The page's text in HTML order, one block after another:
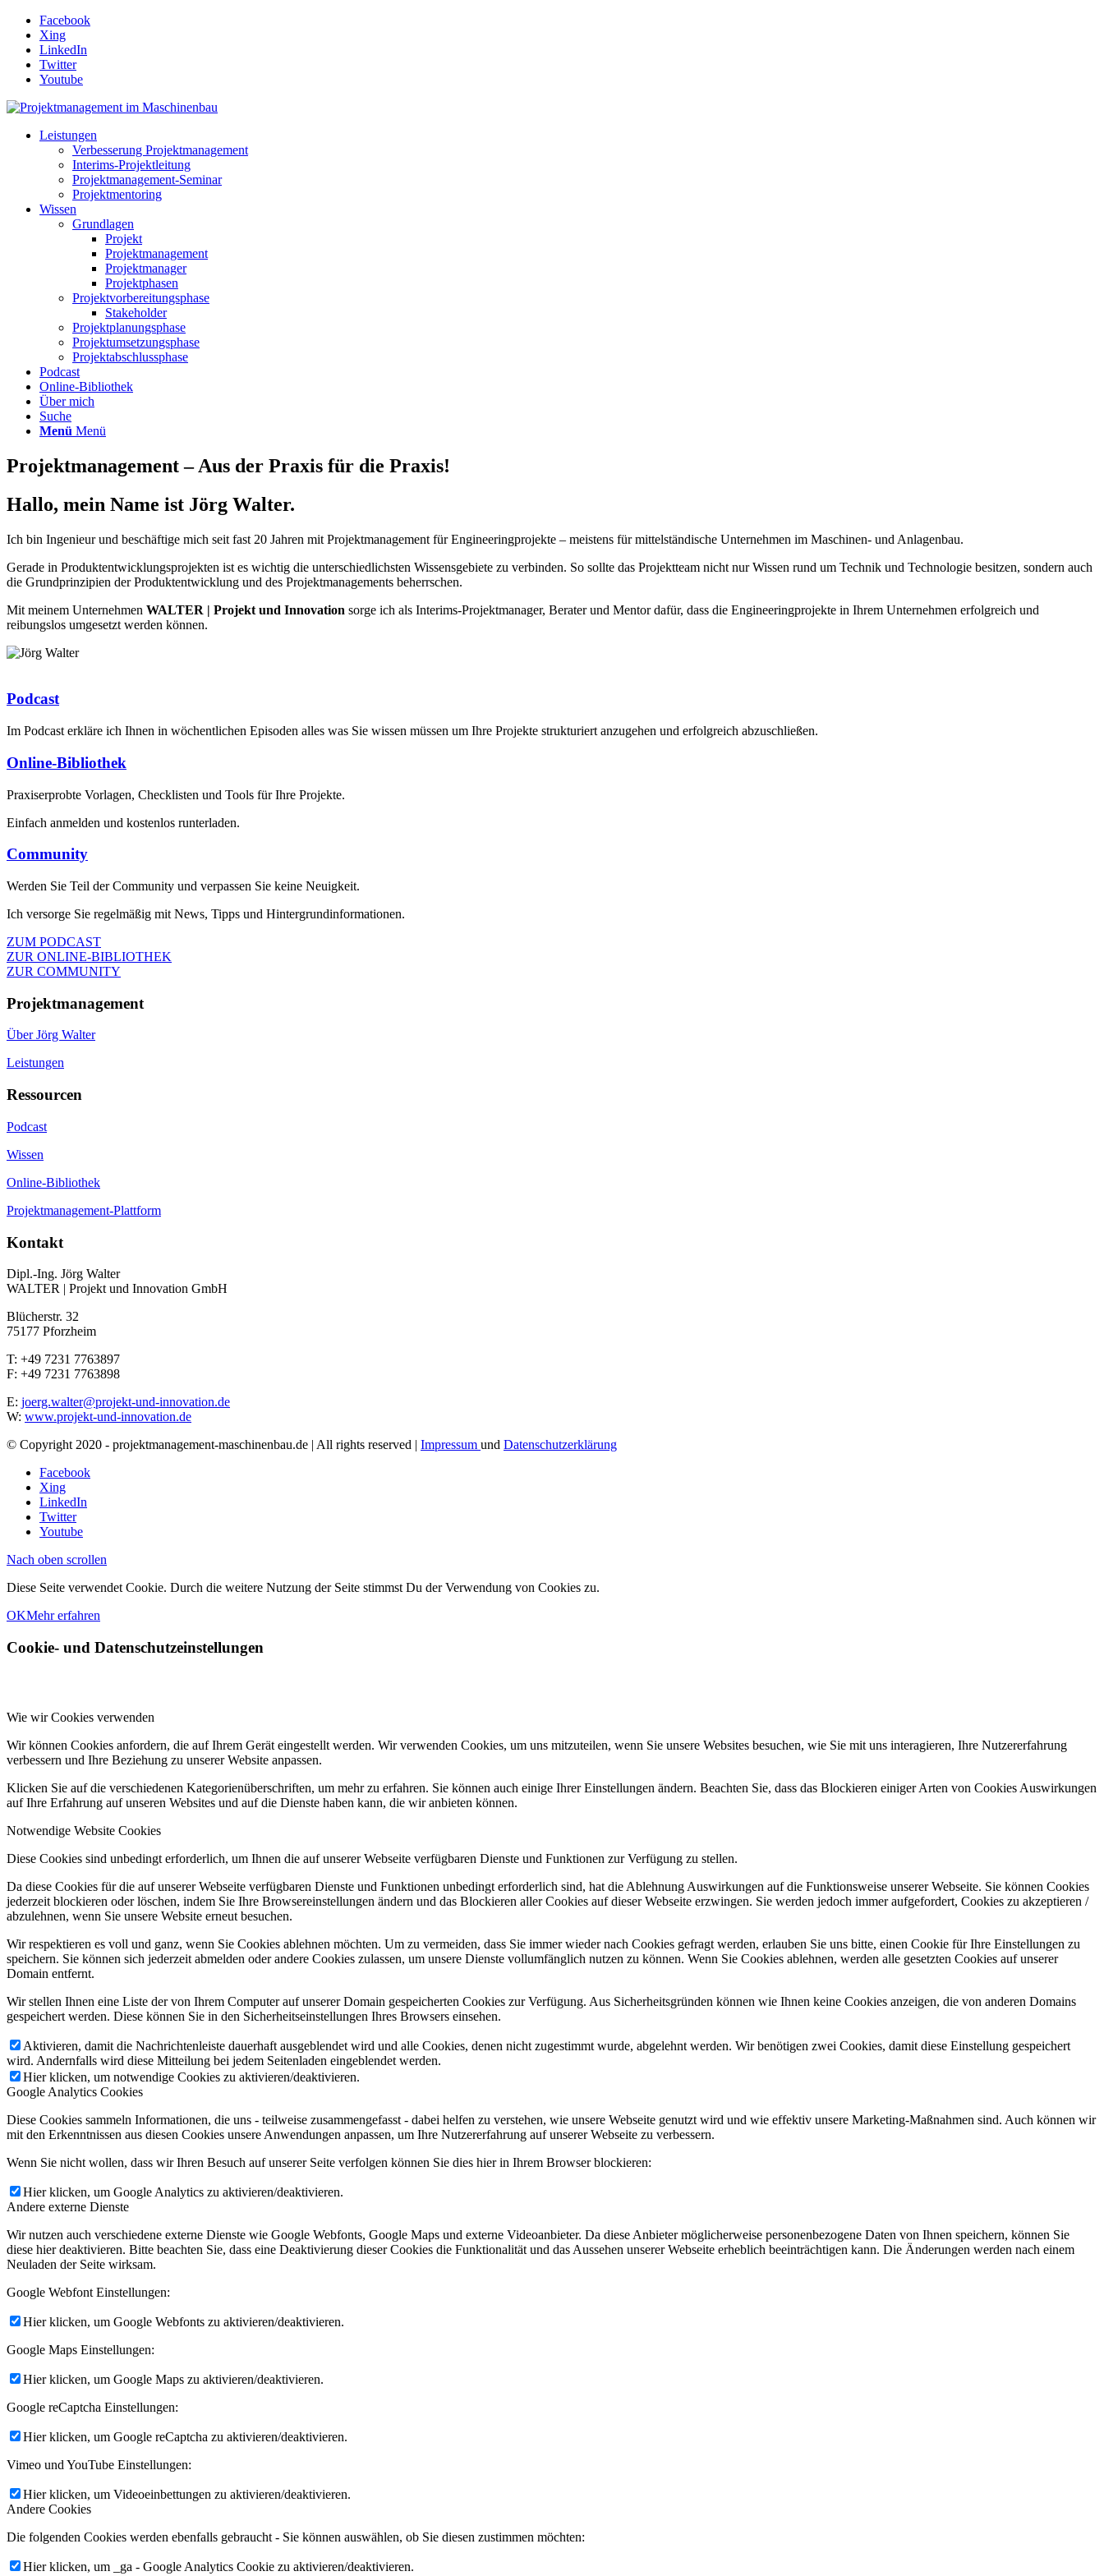
Facebook
Xing
LinkedIn
Twitter
Youtube
Leistungen
Verbesserung Projektmanagement
Interims-Projektleitung
Projektmanagement-Seminar
Projektmentoring
Wissen
Grundlagen
Projekt
Projektmanagement
Projektmanager
Projektphasen
Projektvorbereitungsphase
Stakeholder
Projektplanungsphase
Projektumsetzungsphase
Projektabschlussphase
Podcast
Online-Bibliothek
Über mich
Suche
Menü Menü
Projektmanagement – Aus der Praxis für die Praxis!
Hallo, mein Name ist Jörg Walter.
Ich bin Ingenieur und beschäftige mich seit fast 20 Jahren mit Projektmanagement für Engineeringprojekte – meistens für mittelständische Unternehmen im Maschinen- und Anlagenbau.
Gerade in Produktentwicklungsprojekten ist es wichtig die unterschiedlichsten Wissensgebiete zu verbinden. So sollte das Projektteam nicht nur Wissen rund um Technik und Technologie besitzen, sondern auch
die Grundprinzipien der Produktentwicklung und des Projektmanagements beherrschen.
Mit meinem Unternehmen WALTER | Projekt und Innovation sorge ich als Interims-Projektmanager, Berater und Mentor dafür, dass die Engineeringprojekte in Ihrem Unternehmen erfolgreich und
reibungslos umgesetzt werden können.
Podcast
Im Podcast erkläre ich Ihnen in wöchentlichen Episoden alles was Sie wissen müssen um Ihre Projekte strukturiert anzugehen und erfolgreich abzuschließen.
Online-Bibliothek
Praxiserprobte Vorlagen, Checklisten und Tools für Ihre Projekte.
Einfach anmelden und kostenlos runterladen.
Community
Werden Sie Teil der Community und verpassen Sie keine Neuigkeit.
Ich versorge Sie regelmäßig mit News, Tipps und Hintergrundinformationen.
ZUM PODCAST
ZUR ONLINE-BIBLIOTHEK
ZUR COMMUNITY
Projektmanagement
Über Jörg Walter
Leistungen
Ressourcen
Podcast
Wissen
Online-Bibliothek
Projektmanagement-Plattform
Kontakt
Dipl.-Ing. Jörg Walter
WALTER | Projekt und Innovation GmbH
Blücherstr. 32
75177 Pforzheim
T: +49 7231 7763897
F: +49 7231 7763898
E: joerg.walter@projekt-und-innovation.de
W: www.projekt-und-innovation.de
© Copyright 2020 - projektmanagement-maschinenbau.de | All rights reserved | Impressum und Datenschutzerklärung
Facebook
Xing
LinkedIn
Twitter
Youtube
Nach oben scrollen
Diese Seite verwendet Cookie. Durch die weitere Nutzung der Seite stimmst Du der Verwendung von Cookies zu.
OKMehr erfahren
Cookie- und Datenschutzeinstellungen
Wie wir Cookies verwenden
Wir können Cookies anfordern, die auf Ihrem Gerät eingestellt werden. Wir verwenden Cookies, um uns mitzuteilen, wenn Sie unsere Websites besuchen, wie Sie mit uns interagieren, Ihre Nutzererfahrung
verbessern und Ihre Beziehung zu unserer Website anpassen.
Klicken Sie auf die verschiedenen Kategorienüberschriften, um mehr zu erfahren. Sie können auch einige Ihrer Einstellungen ändern. Beachten Sie, dass das Blockieren einiger Arten von Cookies Auswirkungen
auf Ihre Erfahrung auf unseren Websites und auf die Dienste haben kann, die wir anbieten können.
Notwendige Website Cookies
Diese Cookies sind unbedingt erforderlich, um Ihnen die auf unserer Webseite verfügbaren Dienste und Funktionen zur Verfügung zu stellen.
Da diese Cookies für die auf unserer Webseite verfügbaren Dienste und Funktionen unbedingt erforderlich sind, hat die Ablehnung Auswirkungen auf die Funktionsweise unserer Webseite. Sie können Cookies
jederzeit blockieren oder löschen, indem Sie Ihre Browsereinstellungen ändern und das Blockieren aller Cookies auf dieser Webseite erzwingen. Sie werden jedoch immer aufgefordert, Cookies zu akzeptieren /
abzulehnen, wenn Sie unsere Website erneut besuchen.
Wir respektieren es voll und ganz, wenn Sie Cookies ablehnen möchten. Um zu vermeiden, dass Sie immer wieder nach Cookies gefragt werden, erlauben Sie uns bitte, einen Cookie für Ihre Einstellungen zu
speichern. Sie können sich jederzeit abmelden oder andere Cookies zulassen, um unsere Dienste vollumfänglich nutzen zu können. Wenn Sie Cookies ablehnen, werden alle gesetzten Cookies auf unserer
Domain entfernt.
Wir stellen Ihnen eine Liste der von Ihrem Computer auf unserer Domain gespeicherten Cookies zur Verfügung. Aus Sicherheitsgründen können wie Ihnen keine Cookies anzeigen, die von anderen Domains
gespeichert werden. Diese können Sie in den Sicherheitseinstellungen Ihres Browsers einsehen.
Aktivieren, damit die Nachrichtenleiste dauerhaft ausgeblendet wird und alle Cookies, denen nicht zugestimmt wurde, abgelehnt werden. Wir benötigen zwei Cookies, damit diese Einstellung gespeichert
wird. Andernfalls wird diese Mitteilung bei jedem Seitenladen eingeblendet werden.
Hier klicken, um notwendige Cookies zu aktivieren/deaktivieren.
Google Analytics Cookies
Diese Cookies sammeln Informationen, die uns - teilweise zusammengefasst - dabei helfen zu verstehen, wie unsere Webseite genutzt wird und wie effektiv unsere Marketing-Maßnahmen sind. Auch können wir
mit den Erkenntnissen aus diesen Cookies unsere Anwendungen anpassen, um Ihre Nutzererfahrung auf unserer Webseite zu verbessern.
Wenn Sie nicht wollen, dass wir Ihren Besuch auf unserer Seite verfolgen können Sie dies hier in Ihrem Browser blockieren:
Hier klicken, um Google Analytics zu aktivieren/deaktivieren.
Andere externe Dienste
Wir nutzen auch verschiedene externe Dienste wie Google Webfonts, Google Maps und externe Videoanbieter. Da diese Anbieter möglicherweise personenbezogene Daten von Ihnen speichern, können Sie
diese hier deaktivieren. Bitte beachten Sie, dass eine Deaktivierung dieser Cookies die Funktionalität und das Aussehen unserer Webseite erheblich beeinträchtigen kann. Die Änderungen werden nach einem
Neuladen der Seite wirksam.
Google Webfont Einstellungen:
Hier klicken, um Google Webfonts zu aktivieren/deaktivieren.
Google Maps Einstellungen:
Hier klicken, um Google Maps zu aktivieren/deaktivieren.
Google reCaptcha Einstellungen:
Hier klicken, um Google reCaptcha zu aktivieren/deaktivieren.
Vimeo und YouTube Einstellungen:
Hier klicken, um Videoeinbettungen zu aktivieren/deaktivieren.
Andere Cookies
Die folgenden Cookies werden ebenfalls gebraucht - Sie können auswählen, ob Sie diesen zustimmen möchten:
Hier klicken, um _ga - Google Analytics Cookie zu aktivieren/deaktivieren.